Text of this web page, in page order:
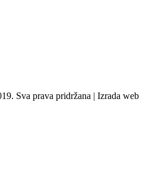
Sva prava pridržana | Izrada web